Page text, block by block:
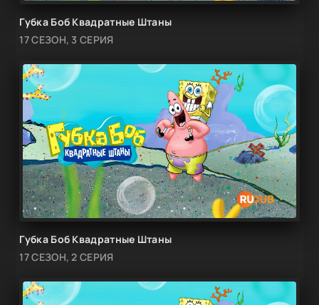
Губка Боб Квадратные Штаны
17 СЕЗОН, 3 СЕРИЯ
Губка Боб Квадратные Штаны
17 СЕЗОН, 2 СЕРИЯ